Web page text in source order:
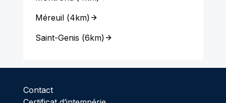
Méreuil(4km)
Saint-Genis (6km)
Contact